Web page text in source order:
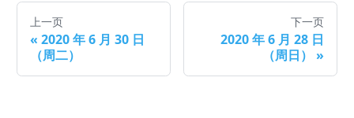
上一页
« 2020 年 6 月 30 日
（周二）
下一页
2020 年 6 月 28 日
（周日）
»